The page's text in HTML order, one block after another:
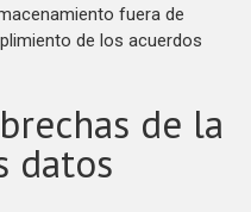
fuera de
de los acuerdos
de la
datos